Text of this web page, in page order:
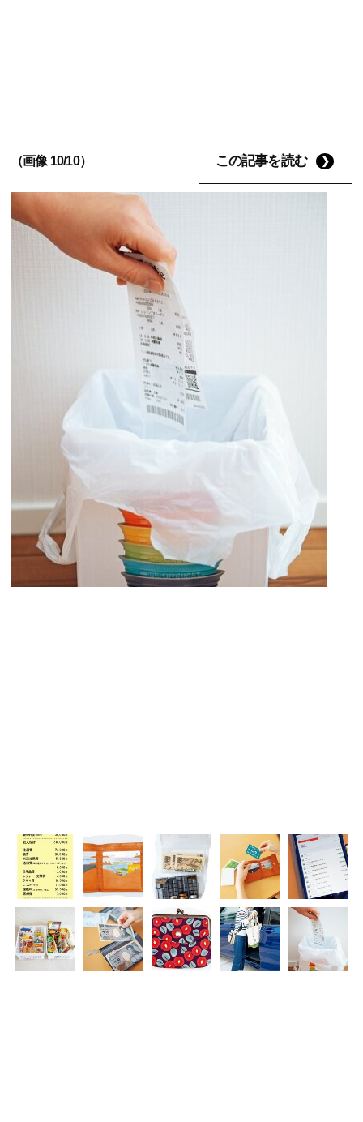
（画像 10/10） この記事を読む